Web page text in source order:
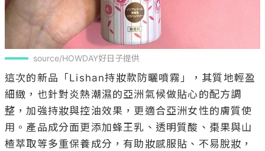
source/HOWDAY好日子提供
這次的新品「Lishan持妝款防曬噴霧」，其質地輕盈
細緻，也針對炎熱潮濕的亞洲氣候做貼心的配方調
整，加強持妝與控油效果，更適合亞洲女性的膚質使
用。產品成分面更添加蜂王乳、透明質酸、棗果與山
楂萃取等多重保養成分，有助妝感服貼、不易脫妝，